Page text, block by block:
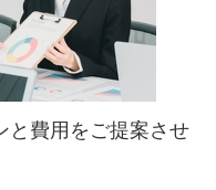
と費用をご提案させ